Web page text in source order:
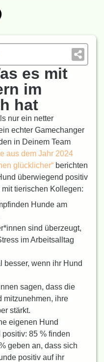
es mit
im
hat
nur ein netter
echter Gamechanger
in Deinem Team
aus dem Jahr 2024
glücklicher“ berichten
überwiegend positiv
tierischen Kollegen:
Hunde am
sind überzeugt,
im Arbeitsalltag
besser, wenn ihr Hund
sagen, dass die
mitzunehmen, ihre
stärkt.
eigenen Hund
85 % finden
geben an, dass sich
positiv auf ihr